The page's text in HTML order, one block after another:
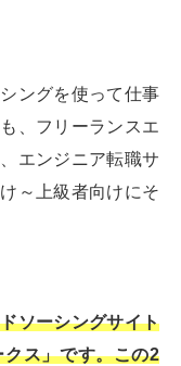
ングを使って仕事
、フリーランスエ
エンジニア転職サ
～上級者向けにそ
ソーシングサイト
ス」です。この2